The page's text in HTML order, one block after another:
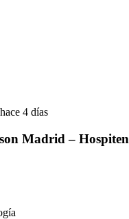
hace 4 días
Madrid – Hospiten